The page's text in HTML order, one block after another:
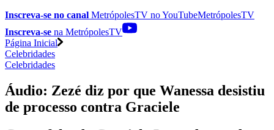
Inscreva-se no canal MetrópolesTV noYouTubeMetrópolesTV
Inscreva-se na MetrópolesTV
Página Inicial
Celebridades
Celebridades
Áudio: Zezé diz por que Wanessa desistiu
de processo contra Graciele